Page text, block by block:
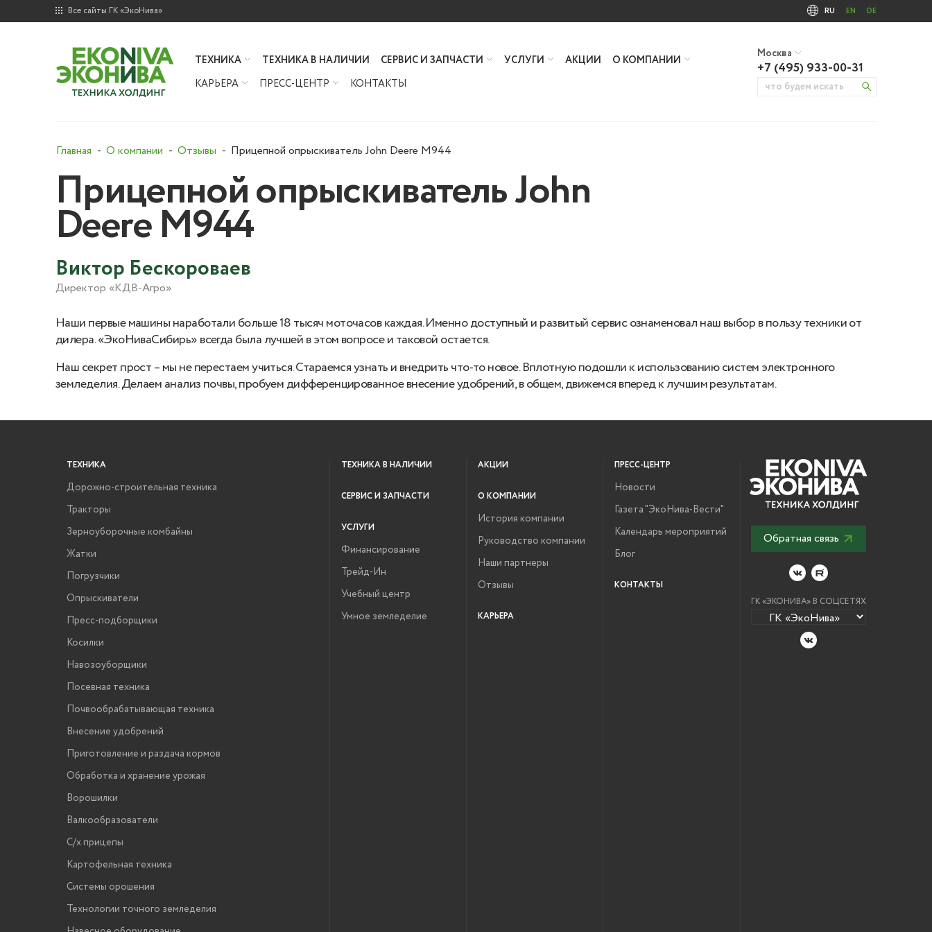
Все сайты ГК «ЭкоНива» RU EN DE
ТЕХНИКА ТЕХНИКА В НАЛИЧИИ СЕРВИС И ЗАПЧАСТИ УСЛУГИ АКЦИИ
О КОМПАНИИ
КАРЬЕРА
ПРЕСС-ЦЕНТР КОНТАКТЫ
Москва
+7 (495) 933-00-31
Главная О компании Отзывы Прицепной опрыскиватель John Deere M944
Прицепной опрыскиватель John
Deere M944
Виктор Бескороваев
Директор «КДВ-Агро»
Наши первые машины наработали больше 18 тысяч моточасов каждая. Именно доступный и развитый сервис ознаменовал наш выбор в пользу техники от
дилера. «ЭкоНиваСибирь» всегда была лучшей в этом вопросе и таковой остается.
Наш секрет прост – мы не перестаем учиться. Стараемся узнать и внедрить что-то новое. Вплотную подошли к использованию систем электронного
земледелия. Делаем анализ почвы, пробуем дифференцированное внесение удобрений, в общем, движемся вперед к лучшим результатам.
ТЕХНИКА
Дорожно-строительная техника
Тракторы
Зерноуборочные комбайны
Жатки
Погрузчики
Опрыскиватели
Пресс-подборщики
Косилки
Навозоуборщики
Посевная техника
Почвообрабатывающая техника
Внесение удобрений
Приготовление и раздача кормов
Обработка и хранение урожая
Ворошилки
Валкообразователи
С/х прицепы
Картофельная техника
Системы орошения
Технологии точного земледелия
ТЕХНИКА В НАЛИЧИИ
СЕРВИС И ЗАПЧАСТИ
УСЛУГИ
Финансирование
Трейд-Ин
Учебный центр
Умное земледелие
АКЦИИ
О КОМПАНИИ
История компании
Руководство компании
Наши партнеры
Отзывы
КАРЬЕРА
ПРЕСС-ЦЕНТР
Новости
Газета "ЭкоНива-Вести"
Календарь мероприятий
Блог
КОНТАКТЫ
Обратная связь
ГК «ЭКОНИВА» В СОЦСЕТЯХ